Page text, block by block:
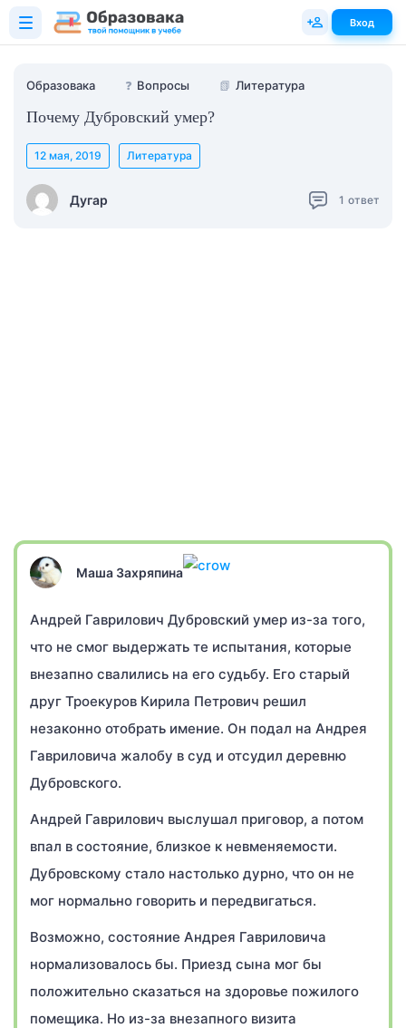
Образовака ❓ Вопросы 📗 Литература
Почему Дубровский умер?
Дугар
12 мая, 2019 Литература
1 ответ
Маша Захряпина
Андрей Гаврилович Дубровский умер из-за того,
что не смог выдержать те испытания, которые
внезапно свалились на его судьбу. Его старый
друг Троекуров Кирила Петрович решил
незаконно отобрать имение. Он подал на Андрея
Гавриловича жалобу в суд и отсудил деревню
Дубровского.
Андрей Гаврилович выслушал приговор, а потом
впал в состояние, близкое к невменяемости.
Дубровскому стало настолько дурно, что он не
мог нормально говорить и передвигаться.
Возможно, состояние Андрея Гавриловича
нормализовалось бы. Приезд сына мог бы
положительно сказаться на здоровье пожилого
помещика. Но из-за внезапного визита
Вход